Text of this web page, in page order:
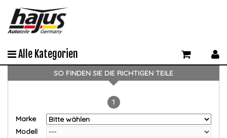
Alle Kategorien
SO FINDEN SIE DIE RICHTIGEN TEILE
1
Marke
Modell